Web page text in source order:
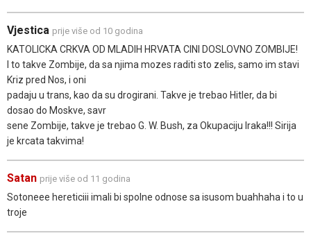
Vjestica prije više od 10 godina
KATOLICKA CRKVA OD MLADIH HRVATA CINI DOSLOVNO ZOMBIJE!
I to takve Zombije, da sa njima mozes raditi sto zelis, samo im stavi
Kriz pred Nos, i oni
padaju u trans, kao da su drogirani. Takve je trebao Hitler, da bi
dosao do Moskve, savr
sene Zombije, takve je trebao G. W. Bush, za Okupaciju Iraka!!! Sirija
je krcata takvima!
Satan prije više od 11 godina
Sotoneee hereticiii imali bi spolne odnose sa isusom buahhaha i to u
troje